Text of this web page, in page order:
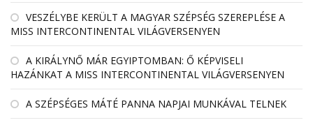
VESZÉLYBE KERÜLT A MAGYAR SZÉPSÉG SZEREPLÉSE A
MISS INTERCONTINENTAL VILÁGVERSENYEN
A KIRÁLYNŐ MÁR EGYIPTOMBAN: Ő KÉPVISELI
HAZÁNKAT A MISS INTERCONTINENTAL VILÁGVERSENYEN
A SZÉPSÉGES MÁTÉ PANNA NAPJAI MUNKÁVAL TELNEK